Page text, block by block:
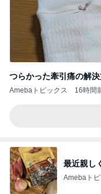
つらかった牽引痛の解
Amebaトピックス 16時間
最近親し
Amebaト